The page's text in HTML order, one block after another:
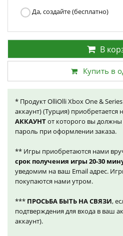
Да, создайте (бесплатно)
В
Купить в
* Продукт OlliOlli Xbox One &
аккаунт) (Турция) приобретается
АККАУНТот которого вы
пароль при оформлении заказа.
** Игры приобретаются нами
срок получения игры 20-30
уведомим на ваш Email адрес.
покупаются нами утром.
*** ПРОСЬБА БЫТЬ НА СВЯЗИ,
подтверждения для входа в ваш
аккаунт).